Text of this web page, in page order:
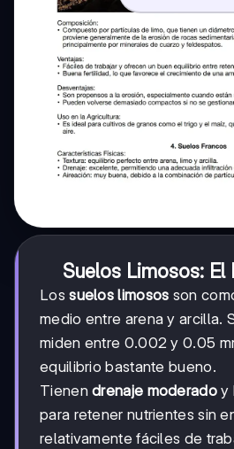
Suelos Limosos: El
Lossuelos limosos son
medio entre arena y arcilla.
miden entre 0.002 y 0.05
equilibrio bastante bueno.
Tienendrenaje moderadoy
para retener nutrientes sin
relativamente fáciles de